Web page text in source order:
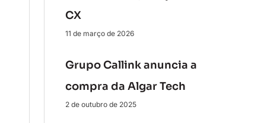
CX
11 de março de 2026
Grupo Callink anuncia a
compra da Algar Tech
2 de outubro de 2025